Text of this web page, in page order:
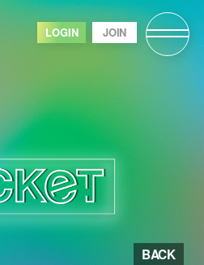
LOGIN JOIN
BACK